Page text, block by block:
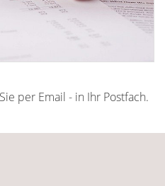
per Email - in Ihr Postfach.